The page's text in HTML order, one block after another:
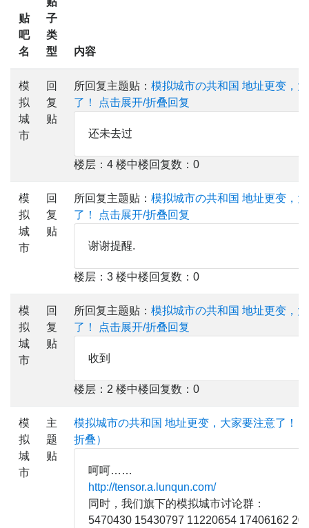
贴
吧
名
子
类
型
内容
模
拟
城
市
回
复
贴
所回复主题贴： 模拟城市の共和国 地址更变，
了！
点击展开/折叠回复
还未去过
楼层：4 楼中楼回复数：0
模
拟
城
市
回
复
贴
所回复主题贴： 模拟城市の共和国 地址更变，
了！
点击展开/折叠回复
谢谢提醒.
楼层：3 楼中楼回复数：0
模
拟
城
市
回
复
贴
所回复主题贴： 模拟城市の共和国 地址更变，
了！
点击展开/折叠回复
收到
楼层：2 楼中楼回复数：0
模
拟
城
市
主
题
贴
模拟城市の共和国 地址更变，大家要注意了！
折叠）
呵呵……
http://tensor.a.lunqun.com/
同时，我们旗下的模拟城市讨论群：
5470430 15430797 11220654 17406162